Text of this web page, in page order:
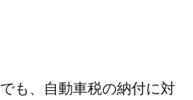
でも、自動車税の納付に対